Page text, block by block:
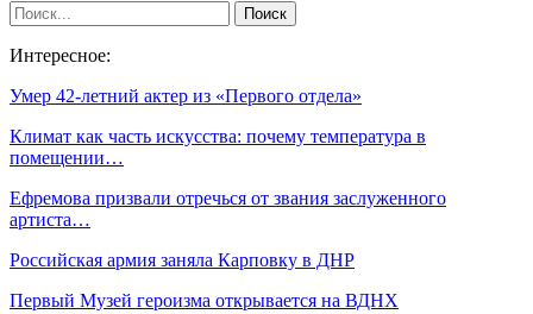
Интересное:
Умер 42-летний актер из «Первого отдела»
Климат как часть искусства: почему температура в
помещении…
Ефремова призвали отречься от звания заслуженного
артиста…
Российская армия заняла Карповку в ДНР
Первый Музей героизма открывается на ВДНХ